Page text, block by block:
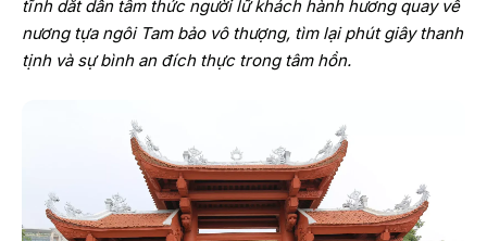
tĩnh dắt dẫn tâm thức người lữ khách hành hương quay về
nương tựa ngôi Tam bảo vô thượng, tìm lại phút giây thanh
tịnh và sự bình an đích thực trong tâm hồn.